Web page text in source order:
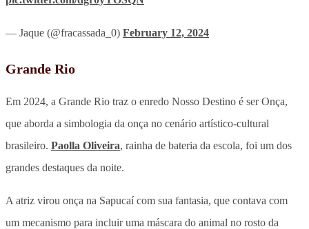
— Jaque (@fracassada_0) February 12, 2024
Grande Rio
Em 2024, a Grande Rio traz o enredo Nosso Destino é ser Onça,
que aborda a simbologia da onça no cenário artístico-cultural
brasileiro. Paolla Oliveira, rainha de bateria da escola, foi um dos
grandes destaques da noite.
A atriz virou onça na Sapucaí com sua fantasia, que contava com
um mecanismo para incluir uma máscara do animal no rosto da